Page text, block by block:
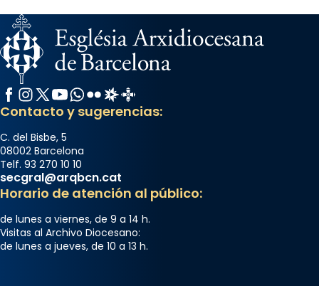
Memòria de les santes Juliana i
Semproniana, verges i màrtirs.
Acompanyant la història de sant Cugat, a
partir de l’Edat Mitjana sorgeix la tradició
que les santes Juliana (“relatiu a Júlia”) i
Semproniana (“relatiu a Semprònia =
eterna”) són deixebles seves. I l’any 1667, el
frare Joan Gaspar Roig, afirma en una obra
que les santes són filles de l’antiga Iluro.
Mataró en reivindicarà les relíq
...Ver más
Foto
Facebook
Instagram
X / Twitter
YouTube
WhatsApp
FlickrRadio Estel
Catalunya Cristiana
Contacto y sugerencias:
C. del Bisbe, 5
08002 Barcelona
Telf. 93 270 10 10
secgral@arqbcn.cat
Horario de atención al público:
de lunes a viernes, de 9 a 14 h.
Visitas al Archivo Diocesano:
de lunes a jueves, de 10 a 13 h.